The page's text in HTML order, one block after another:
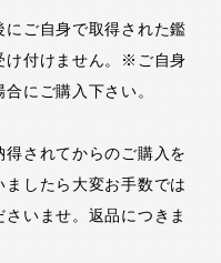
ご自身で取得された鑑
け付けません。※ご自身
にご購入下さい。
されてからのご購入を
したら大変お手数では
いませ。返品につきま